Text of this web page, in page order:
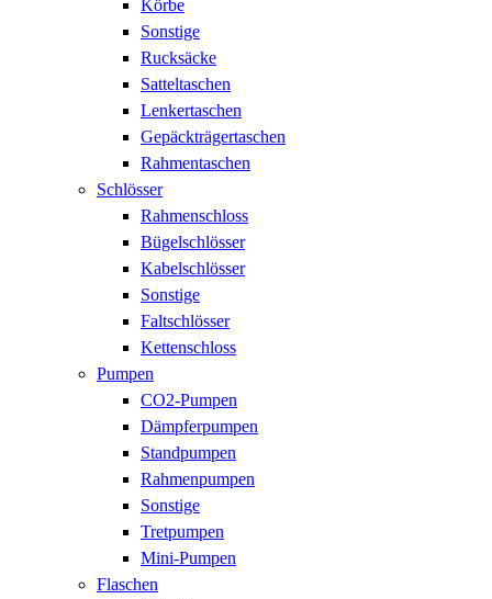
Körbe
Sonstige
Rucksäcke
Satteltaschen
Lenkertaschen
Gepäckträgertaschen
Rahmentaschen
Schlösser
Rahmenschloss
Bügelschlösser
Kabelschlösser
Sonstige
Faltschlösser
Kettenschloss
Pumpen
CO2-Pumpen
Dämpferpumpen
Standpumpen
Rahmenpumpen
Sonstige
Tretpumpen
Mini-Pumpen
Flaschen